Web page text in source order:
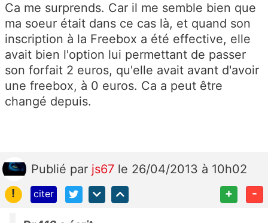
Ca me surprends. Car il me semble bien que
ma soeur était dans ce cas là, et quand son
inscription à la Freebox a été effective, elle
avait bien l'option lui permettant de passer
son forfait 2 euros, qu'elle avait avant d'avoir
une freebox, à 0 euros. Ca a peut être
changé depuis.
Publié par js67 le 26/04/2013 à 10h02
!
citer + -